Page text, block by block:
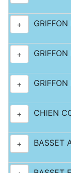
+
+
+
+ CHIEN
+ BASSET